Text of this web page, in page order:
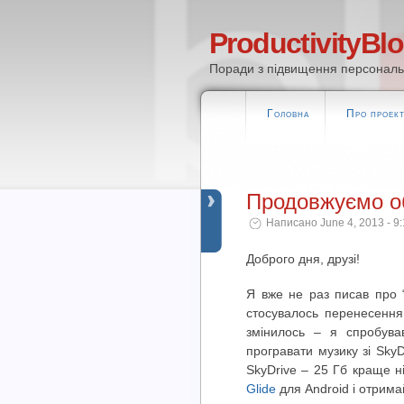
Поради з підвищення
Головна Про проект
Продовжуємо
Написано June 4, 2013 -
Доброго дня, друзі!
Я вже не раз писав про
стосувалось
змінилось – я
програвати музику зі
SkyDrive – 25 Гб краще
Glide для Android і